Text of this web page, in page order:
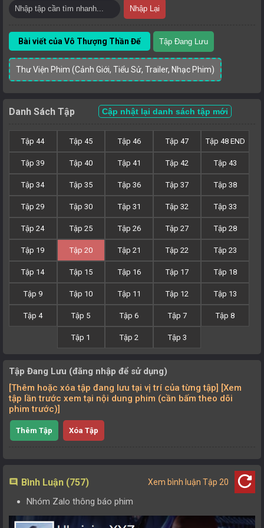
Nhập Lại
Bài viết của Vô Thượng Thần Đế Tập Đang Lưu
Thư Viện Phim (Cảnh Giới, Tiểu Sử, Trailer, Nhạc Phim)
Danh Sách Tập Cập nhật lại danh sách tập mới
Tập 48 END
Tập 47
Tập 46
Tập 45
Tập 44
Tập 43
Tập 42
Tập 41
Tập 40
Tập 39
Tập 38
Tập 37
Tập 36
Tập 35
Tập 34
Tập 33
Tập 32
Tập 31
Tập 30
Tập 29
Tập 28
Tập 27
Tập 26
Tập 25
Tập 24
Tập 23
Tập 22
Tập 21
Tập 20
Tập 19
Tập 18
Tập 17
Tập 16
Tập 15
Tập 14
Tập 13
Tập 12
Tập 11
Tập 10
Tập 9
Tập 8
Tập 7
Tập 6
Tập 5
Tập 4
Tập 3
Tập 2
Tập 1
Tập Đang Lưu (đăng nhập để sử dụng)
[Thêm hoặc xóa tập đang lưu tại vị trí của từng tập] [Xem
tập lần trước xem tại nội dung phim (cần bấm theo dõi
phim trước)]
Thêm Tập Xóa Tập
comment Bình Luận (757) Xem bình luận Tập 20 refresh
Nhóm Zalo thông báo phim